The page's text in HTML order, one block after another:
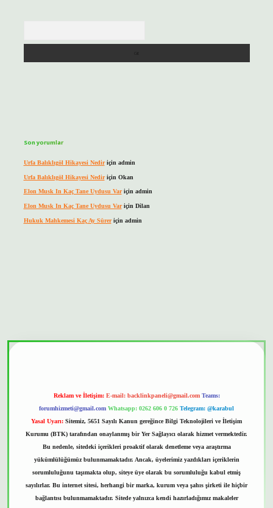
Son yorumlar
Urfa Balıklıgöl Hikayesi Nediriçin admin
Urfa Balıklıgöl Hikayesi Nediriçin Okan
Elon Musk In Kaç Tane Uydusu Variçin admin
Elon Musk In Kaç Tane Uydusu Variçin Dilan
Hukuk Mahkemesi Kaç Ay Süreriçin admin
Reklam ve İletişim: E-mail: backlinkpaneli@gmail.com Teams:
forumhizmeti@gmail.com Whatsapp: 0262 606 0 726 Telegram: @karabul
Yasal Uyarı: Sitemiz, 5651 Sayılı Kanun gereğince Bilgi Teknolojileri ve İletişim
Kurumu (BTK) tarafından onaylanmış bir Yer Sağlayıcı olarak hizmet vermektedir.
Bu nedenle, sitedeki içerikleri proaktif olarak denetleme veya araştırma
yükümlülüğümüz bulunmamaktadır. Ancak, üyelerimiz yazdıkları içeriklerin
sorumluluğunu taşımakta olup, siteye üye olarak bu sorumluluğu kabul etmiş
sayılırlar. Bu internet sitesi, herhangi bir marka, kurum veya şahıs şirketi ile hiçbir
bağlantısı bulunmamaktadır. Sitede yalnızca kendi hazırladığımız makaleler